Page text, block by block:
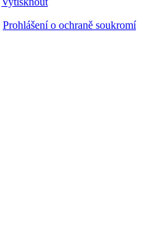
Prohlášení o ochraně soukromí